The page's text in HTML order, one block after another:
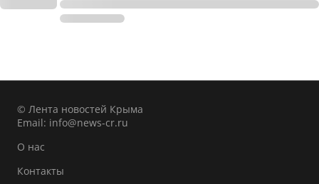
© Лента новостей Крыма
Email: info@news-cr.ru
О нас
Контакты